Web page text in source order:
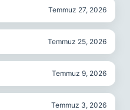
Temmuz 27, 2026
Temmuz 25, 2026
Temmuz 9, 2026
Temmuz 3, 2026